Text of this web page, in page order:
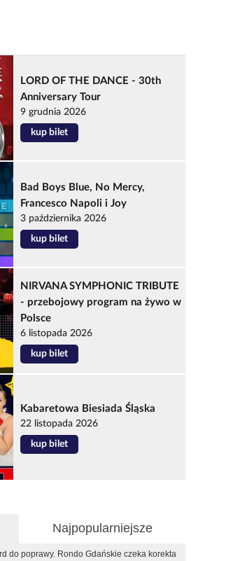
LORD OF THE DANCE - 30th
Anniversary Tour
9 grudnia 2026
kup bilet
Bad Boys Blue, No Mercy,
Francesco Napoli i Joy
3 października 2026
kup bilet
NIRVANA SYMPHONIC TRIBUTE
- przebojowy program na żywo w
Polsce
6 listopada 2026
kup bilet
Kabaretowa Biesiada Śląska
22 listopada 2026
kup bilet
Najpopularniejsze
do poprawy. Rondo Gdańskie czeka korekta